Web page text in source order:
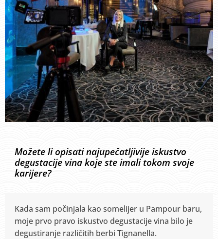
Možete li opisati najupečatljivije iskustvo
degustacije vina koje ste imali tokom svoje
karijere?
Kada sam počinjala kao somelijer u Pampour baru,
moje prvo pravo iskustvo degustacije vina bilo je
degustiranje različitih berbi Tignanella.